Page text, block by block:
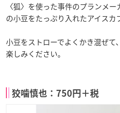
〈狐〉を使った事件のプランメ
の小豆をたっぷり入れたアイスカ
小豆をストローでよくかき混ぜて
楽しみください。
狡噛慎也：750円＋税